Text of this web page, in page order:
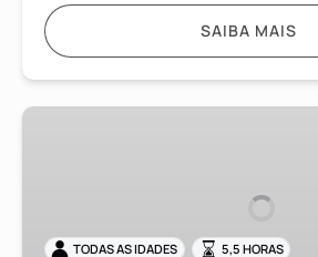
SAIBA MAIS
Excursão
TODAS AS IDADES 5,5 HORAS